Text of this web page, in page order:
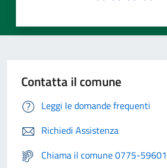
Contatta il comune
Leggi le domande frequenti
Richiedi Assistenza
Chiama il comune 0775-